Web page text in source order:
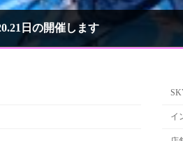
日の開催します
イ